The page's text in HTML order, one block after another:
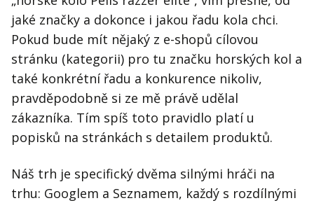
jaké značky a dokonce i jakou řadu kola chci.
Pokud bude mít nějaký z e-shopů cílovou
stránku (kategorii) pro tu značku horských kol a
také konkrétní řadu a konkurence nikoliv,
pravděpodobně si ze mě právě udělal
zákazníka. Tím spíš toto pravidlo platí u
popisků na stránkách s detailem produktů.
Náš trh je specifický dvěma silnými hráči na
trhu: Googlem a Seznamem, každý s rozdílnými